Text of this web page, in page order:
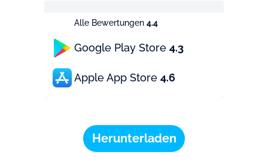
Alle Bewertungen 4.4
Google Play Store 4.3
Apple App Store 4.6
Herunterladen